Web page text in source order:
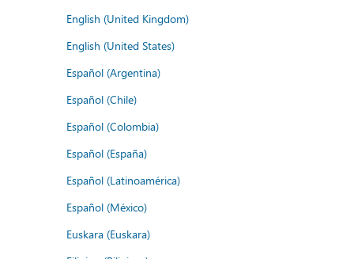
English (United Kingdom)
English (United States)
Español (Argentina)
Español (Chile)
Español (Colombia)
Español (España)
Español (Latinoamérica)
Español (México)
Euskara (Euskara)